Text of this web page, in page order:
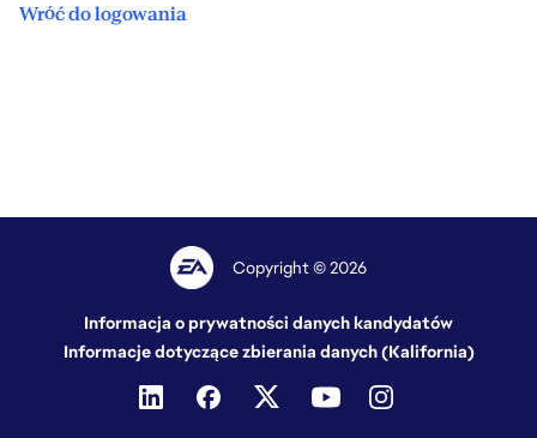
Wróć do logowania
Copyright © 2026
Informacja o prywatności danych kandydatów
Informacje dotyczące zbierania danych (Kalifornia)